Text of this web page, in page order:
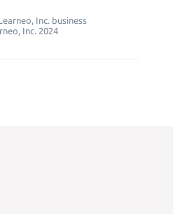
Inc. business
Inc. 2024